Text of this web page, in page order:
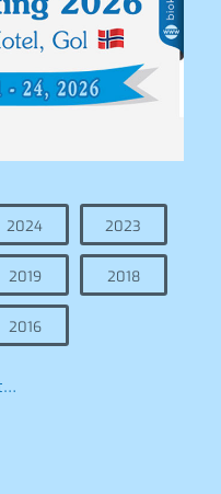
2024 2023
2019 2018
2016